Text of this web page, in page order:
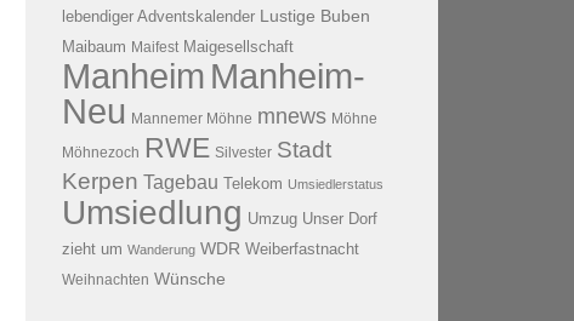
lebendiger Adventskalender Lustige Buben
Maibaum Maifest Maigesellschaft
Manheim Manheim-
Neu Mannemer Möhne mnews Möhne
Möhnezoch RWE Silvester Stadt
Kerpen Tagebau Telekom Umsiedlerstatus
Umsiedlung Umzug Unser Dorf
zieht um Wanderung WDR Weiberfastnacht
Weihnachten Wünsche